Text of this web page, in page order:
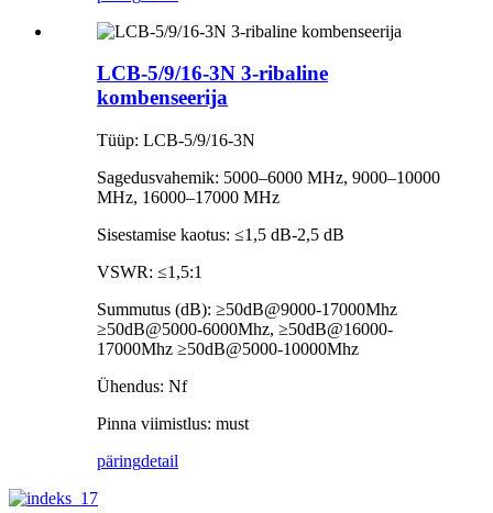
LCB-5/9/16-3N 3-ribaline
kombenseerija
Tüüp: LCB-5/9/16-3N
Sagedusvahemik: 5000–6000 MHz, 9000–10000
MHz, 16000–17000 MHz
Sisestamise kaotus: ≤1,5 ​​dB-2,5 dB
VSWR: ≤1,5:1
Summutus (dB): ≥50dB@9000-17000Mhz
≥50dB@5000-6000Mhz, ≥50dB@16000-
17000Mhz ≥50dB@5000-10000Mhz
Ühendus: Nf
Pinna viimistlus: must
päringdetail